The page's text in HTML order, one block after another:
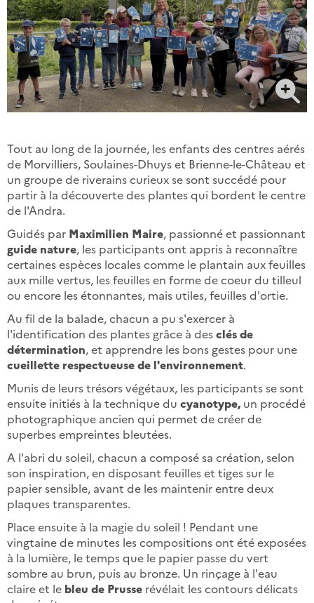
Tout au long de la journée, les enfants des centres aérés
de Morvilliers, Soulaines-Dhuys et Brienne-le-Château et
un groupe de riverains curieux se sont succédé pour
partir à la découverte des plantes qui bordent le centre
de l'Andra.
Guidés par Maximilien Maire, passionné et passionnant
guide nature, les participants ont appris à reconnaître
certaines espèces locales comme le plantain aux feuilles
aux mille vertus, les feuilles en forme de coeur du tilleul
ou encore les étonnantes, mais utiles, feuilles d'ortie.
Au fil de la balade, chacun a pu s'exercer à
l'identification des plantes grâce à desclés de
détermination, et apprendre les bons gestes pour une
cueillette respectueuse de l'environnement.
Munis de leurs trésors végétaux, les participants se sont
ensuite initiés à la technique du cyanotype,un procédé
photographique ancien qui permet de créer de
superbes empreintes bleutées.
A l'abri du soleil, chacun a composé sa création, selon
son inspiration, en disposant feuilles et tiges sur le
papier sensible, avant de les maintenir entre deux
plaques transparentes.
Place ensuite à la magie du soleil ! Pendant une
vingtaine de minutes les compositions ont été exposées
à la lumière, le temps que le papier passe du vert
sombre au brun, puis au bronze. Un rinçage à l'eau
claire et le bleu de Prusse révélait les contours délicats